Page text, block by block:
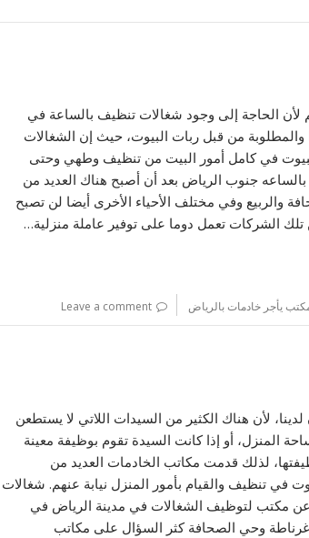
لأن الحاجة إلى وجود شغالات تنظيف بالساعة في
والمطلوبة من قبل ربات البيوت، حيث إن الشغالات
في كامل أمور البيت من تنظيف وطهي وحتى
بالساعه جنوب الرياض بعد أن أصبح هناك العديد من
والربيع وفي مختلف الأحياء الأخرى أيضا لن تصبح
تلك الشركات تعمل دوما على توفير عاملة منزلية…
يأجر خادمات بالرياض Leave a comment
لأن هناك الكثير من السيدات اللاتي لا يستطعن
المنزل، أو إذا كانت السيدة تقوم بوظيفة معينة
لذلك قدمت مكاتب الخادمات العديد من
في تنظيف والقيام بأمور المنزل نيابة عنهم. شغالات
عن مكتب لتوظيف الشغالات في مدينة الرياض في
وحي الصحافة كثر السؤال على مكاتب